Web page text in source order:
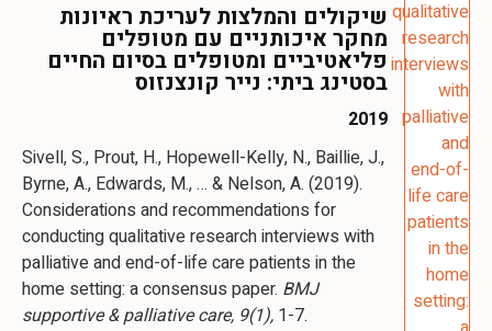
שיקולים והמלצות לעריכת ראיונות
מחקר איכותניים עם מטופלים
פליאטיביים ומטופלים בסיום החיים
בסטינג ביתי: נייר קונצנזוס
2019
Sivell, S., Prout, H., Hopewell-Kelly, N., Baillie, J.,
Byrne, A., Edwards, M., … & Nelson, A. (2019).
Considerations and recommendations for
conducting qualitative research interviews with
palliative and end-of-life care patients in the
home setting: a consensus paper. BMJ
supportive & palliative care, 9(1), 1-7.